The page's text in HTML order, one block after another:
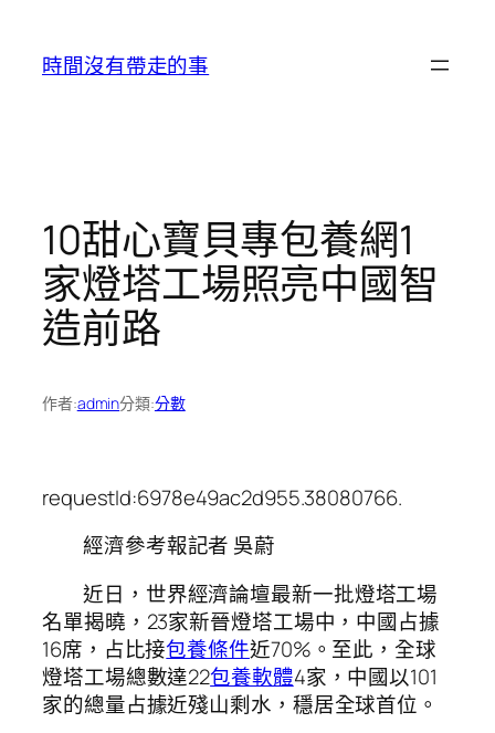
時間沒有帶走的事
10甜心寶貝專包養網1
家燈塔工場照亮中國智
造前路
作者:admin分類:分數
requestId:6978e49ac2d955.38080766.
經濟參考報記者 吳蔚
近日，世界經濟論壇最新一批燈塔工場
名單揭曉，23家新晉燈塔工場中，中國占據
16席，占比接包養條件近70%。至此，全球
燈塔工場總數達22包養軟體4家，中國以101
家的總量占據近殘山剩水，穩居全球首位。